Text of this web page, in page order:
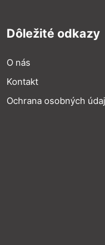
Dôležité odkazy
O nás
Kontakt
Ochrana osobných